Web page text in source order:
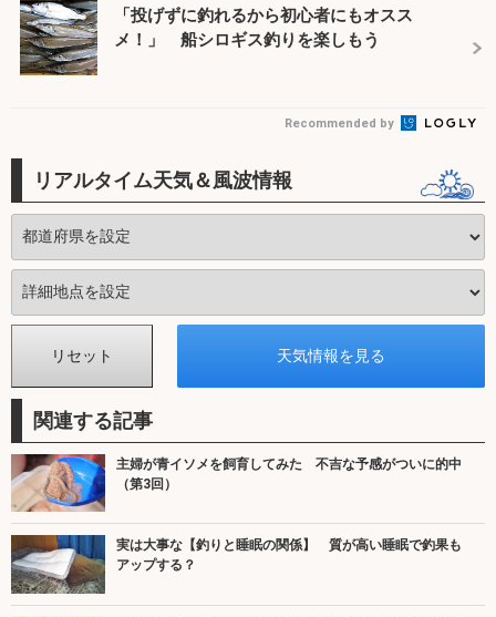
「投げずに釣れるから初心者にもオスス
メ！」 船シロギス釣りを楽しもう
Recommended by
リアルタイム天気＆風波情報
関連する記事
主婦が青イソメを飼育してみた 不吉な予感がついに的中
（第3回）
実は大事な【釣りと睡眠の関係】 質が高い睡眠で釣果も
アップする？